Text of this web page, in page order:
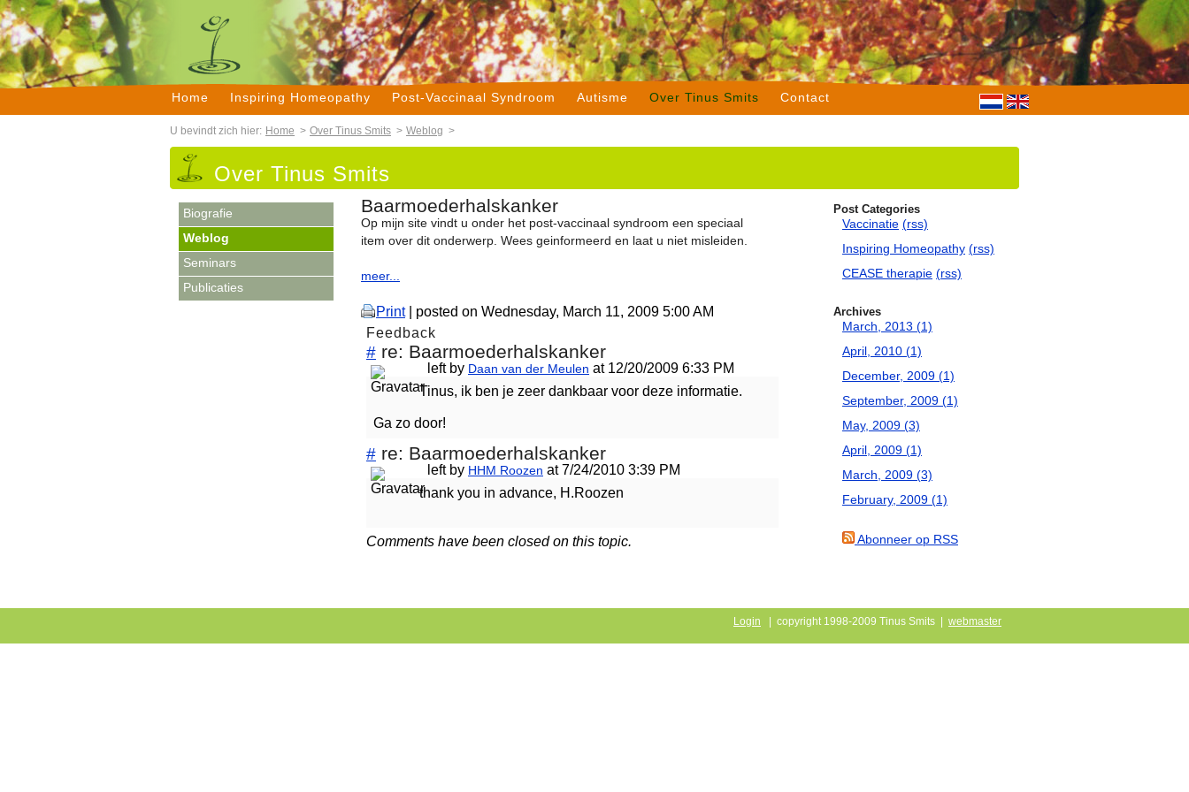
Home Inspiring Homeopathy Post-Vaccinaal Syndroom Autisme Over Tinus Smits Contact
U bevindt zich hier: Home > Over Tinus Smits > Weblog >
Over Tinus Smits
Biografie
Weblog
Seminars
Publicaties
Baarmoederhalskanker
Op mijn site vindt u onder het post-vaccinaal syndroom een speciaal
item over dit onderwerp. Wees geinformeerd en laat u niet misleiden.
meer...
Print| posted on Wednesday, March 11, 2009 5:00 AM
Feedback
# re: Baarmoederhalskanker
left by Daan van der Meulen at 12/20/2009 6:33 PM
Tinus, ik ben je zeer dankbaar voor deze informatie.
Ga zo door!
# re: Baarmoederhalskanker
left by HHM Roozen at 7/24/2010 3:39 PM
thank you in advance, H.Roozen
Comments have been closed on this topic.
Post Categories
Vaccinatie (rss)
Inspiring Homeopathy (rss)
CEASE therapie (rss)
Archives
March, 2013 (1)
April, 2010 (1)
December, 2009 (1)
September, 2009 (1)
May, 2009 (3)
April, 2009 (1)
March, 2009 (3)
February, 2009 (1)
Abonneer op RSS
Login | copyright 1998-2009 Tinus Smits | webmaster